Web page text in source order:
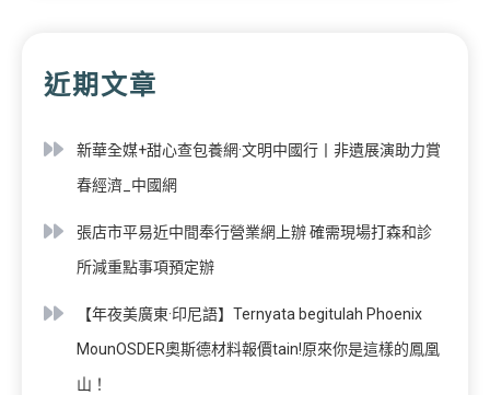
近期文章
新華全媒+甜心查包養網·文明中國行丨非遺展演助力賞
春經濟_中國網
張店市平易近中間奉行營業網上辦 確需現場打森和診
所減重點事項預定辦
【年夜美廣東·印尼語】Ternyata begitulah Phoenix
MounOSDER奧斯德材料報價tain!原來你是這樣的鳳凰
山！